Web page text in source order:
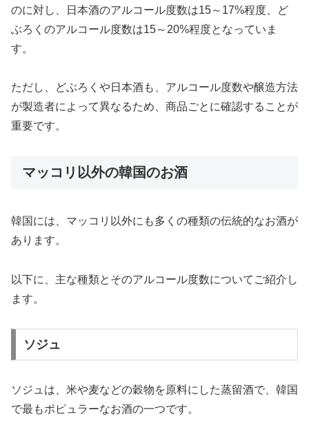
のに対し、日本酒のアルコール度数は15～17%程度、ど
ぶろくのアルコール度数は15～20%程度となっていま
す。
ただし、どぶろくや日本酒も、アルコール度数や醸造方法
が製造者によって異なるため、商品ごとに確認することが
重要です。
マッコリ以外の韓国のお酒
韓国には、マッコリ以外にも多くの種類の伝統的なお酒が
あります。
以下に、主な種類とそのアルコール度数についてご紹介し
ます。
ソジュ
ソジュは、米や麦などの穀物を原料にした蒸留酒で、韓国
で最もポピュラーなお酒の一つです。